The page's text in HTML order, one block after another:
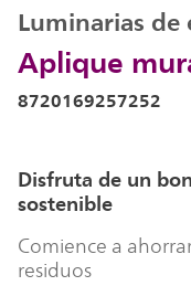
Aplique
Luminarias
8720169257252
Disfruta de un
sostenible
Comience a
residuos